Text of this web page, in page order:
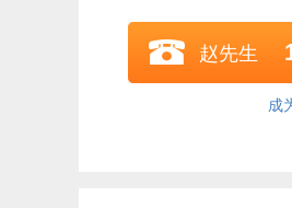
赵先生
成